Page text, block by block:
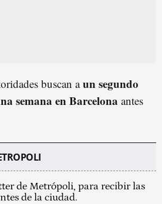
buscan aun segundo
semana en Barcelona antes
de Metrópoli, para recibir las
de la ciudad.